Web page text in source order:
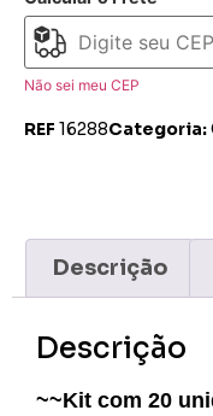
Não sei meu CEP
REF 16288Categoria:
Descrição
Descrição
~~Kit com 20